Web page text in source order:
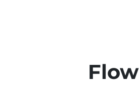
Flow